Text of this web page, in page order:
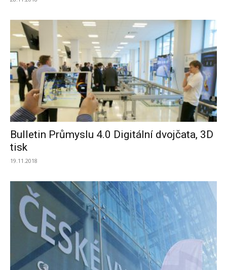
Bulletin Průmyslu 4.0 Digitální dvojčata, 3D
tisk
19.11.2018